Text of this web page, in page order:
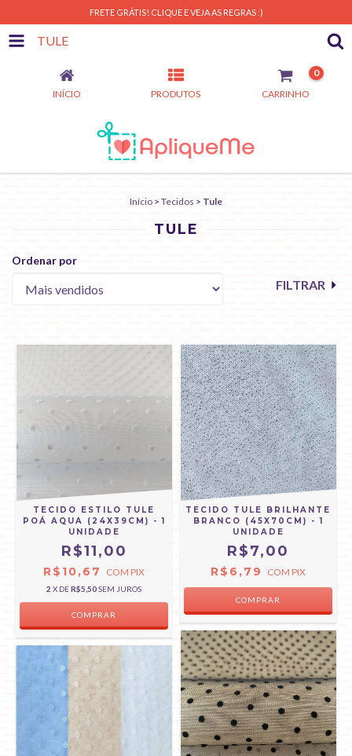
FRETE GRÁTIS! CLIQUE E VEJA AS REGRAS :)
TULE
INÍCIO PRODUTOS CARRINHO
0
Início > Tecidos > Tule
TULE
Ordenar por
FILTRAR
TECIDO ESTILO TULE
POÁ AQUA (24X39CM) - 1
UNIDADE
R$11,00
R$10,67 COM PIX
2 X DER$5,50SEM JUROS
TECIDO TULE BRILHANTE
BRANCO (45X70CM) - 1
UNIDADE
R$7,00
R$6,79 COM PIX